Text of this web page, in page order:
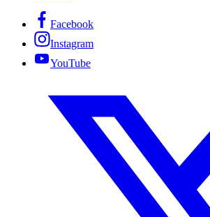
Facebook
Instagram
YouTube